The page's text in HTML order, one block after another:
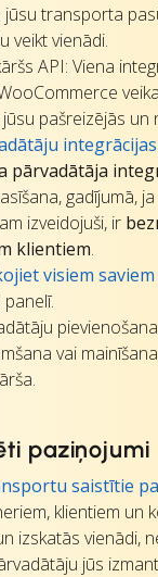
jūsu transporta
veikt vienādi.
API: Viena
pašreizējās un
integrācijas
pārvadātāja
gadījumā,
izveidojuši, ir
klientiem.
visiem
vai
paziņojumi
saistītie
klientiem un
izskatās vienādi,
jūs